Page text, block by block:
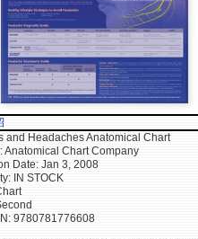
and Headaches Anatomical Chart
Anatomical Chart Company
Date: Jan 3, 2008
IN STOCK
9780781776608